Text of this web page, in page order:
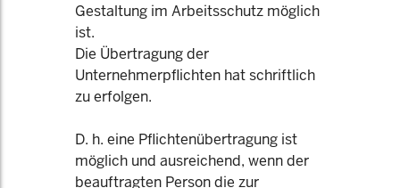
Gestaltung im Arbeitsschutz möglich
ist.
Die Übertragung der
Unternehmerpflichten hat schriftlich
zu erfolgen.
D. h. eine Pflichtenübertragung ist
möglich und ausreichend, wenn der
beauftragten Person die zur